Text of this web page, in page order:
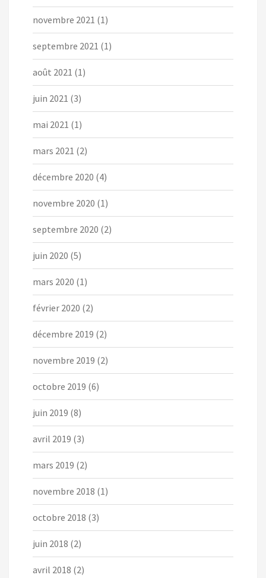
novembre 2021 (1)
septembre 2021 (1)
août 2021 (1)
juin 2021 (3)
mai 2021 (1)
mars 2021 (2)
décembre 2020 (4)
novembre 2020 (1)
septembre 2020 (2)
juin 2020 (5)
mars 2020 (1)
février 2020 (2)
décembre 2019 (2)
novembre 2019 (2)
octobre 2019 (6)
juin 2019 (8)
avril 2019 (3)
mars 2019 (2)
novembre 2018 (1)
octobre 2018 (3)
juin 2018 (2)
avril 2018 (2)